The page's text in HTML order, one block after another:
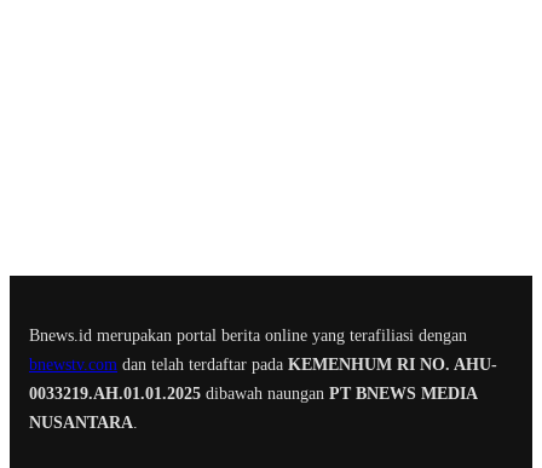
Bnews.id merupakan portal berita online yang terafiliasi dengan
bnewstv.com dan telah terdaftar pada KEMENHUM RI NO. AHU-
0033219.AH.01.01.2025 dibawah naungan PT BNEWS MEDIA
NUSANTARA